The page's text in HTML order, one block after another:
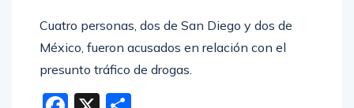
Cuatro personas, dos de San Diego y dos de
México, fueron acusados en relación con el
presunto tráfico de drogas.